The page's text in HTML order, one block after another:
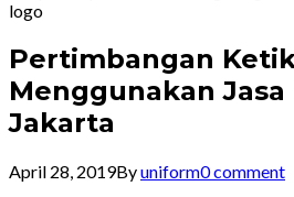
Pertimbangan
Menggunakan
Jakarta
April 28, 2019Byuniform0 comment